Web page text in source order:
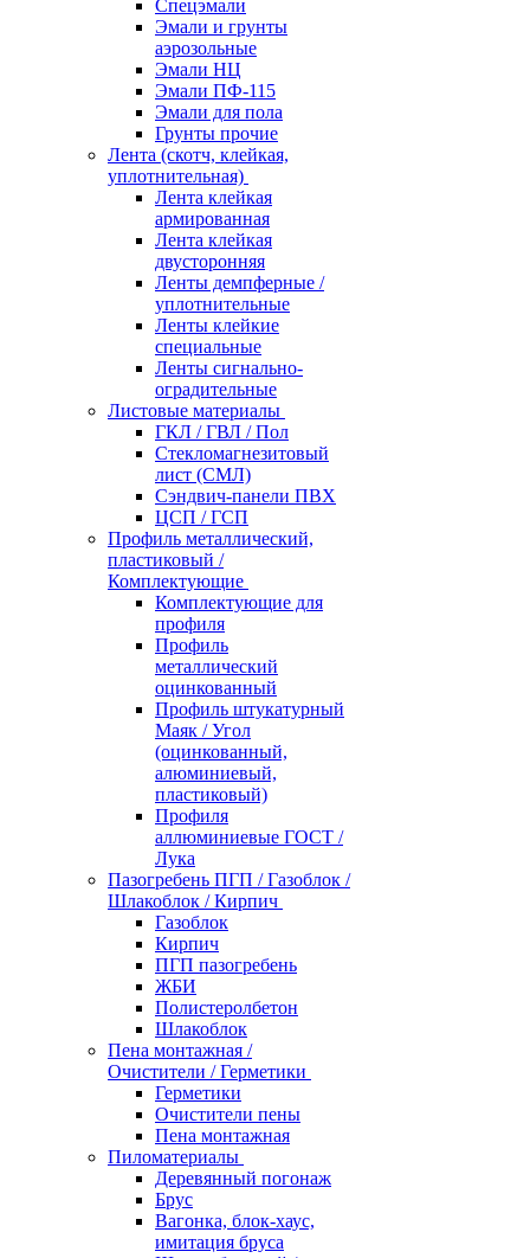
Спецэмали
Эмали и грунты
аэрозольные
Эмали НЦ
Эмали ПФ-115
Эмали для пола
Грунты прочие
Лента (скотч, клейкая,
уплотнительная)
Лента клейкая
армированная
Лента клейкая
двусторонняя
Ленты демпферные /
уплотнительные
Ленты клейкие
специальные
Ленты сигнально-
оградительные
Листовые материалы
ГКЛ / ГВЛ / Пол
Стекломагнезитовый
лист (СМЛ)
Сэндвич-панели ПВХ
ЦСП / ГСП
Профиль металлический,
пластиковый /
Комплектующие
Комплектующие для
профиля
Профиль
металлический
оцинкованный
Профиль штукатурный
Маяк / Угол
(оцинкованный,
алюминиевый,
пластиковый)
Профиля
аллюминиевые ГОСТ /
Лука
Пазогребень ПГП / Газоблок /
Шлакоблок / Кирпич
Газоблок
Кирпич
ПГП пазогребень
ЖБИ
Полистеролбетон
Шлакоблок
Пена монтажная /
Очистители / Герметики
Герметики
Очистители пены
Пена монтажная
Пиломатериалы
Деревянный погонаж
Брус
Вагонка, блок-хаус,
имитация бруса